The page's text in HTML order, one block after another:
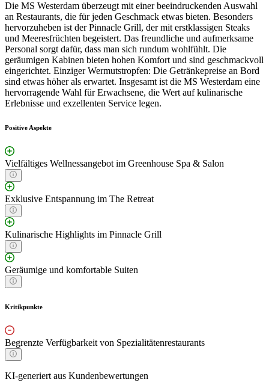
Die MS Westerdam überzeugt mit einer beeindruckenden Auswahl
an Restaurants, die für jeden Geschmack etwas bieten. Besonders
hervorzuheben ist der Pinnacle Grill, der mit erstklassigen Steaks
und Meeresfrüchten begeistert. Das freundliche und aufmerksame
Personal sorgt dafür, dass man sich rundum wohlfühlt. Die
geräumigen Kabinen bieten hohen Komfort und sind geschmackvoll
eingerichtet. Einziger Wermutstropfen: Die Getränkepreise an Bord
sind etwas höher als erwartet. Insgesamt ist die MS Westerdam eine
hervorragende Wahl für Erwachsene, die Wert auf kulinarische
Erlebnisse und exzellenten Service legen.
Positive Aspekte
Vielfältiges Wellnessangebot im Greenhouse Spa & Salon
Exklusive Entspannung im The Retreat
Kulinarische Highlights im Pinnacle Grill
Geräumige und komfortable Suiten
Kritikpunkte
Begrenzte Verfügbarkeit von Spezialitätenrestaurants
KI-generiert aus Kundenbewertungen